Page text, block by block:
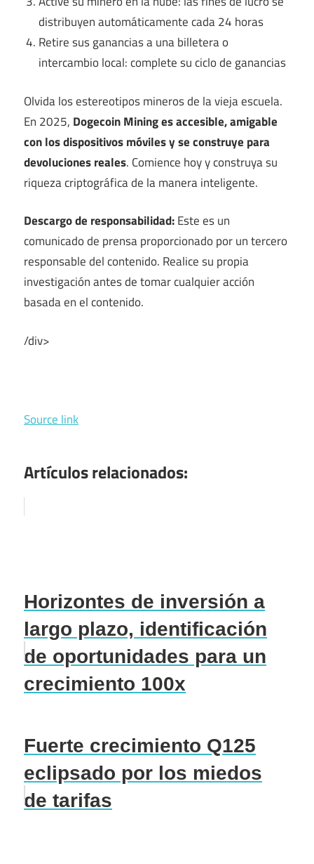
distribuyen automáticamente cada 24 horas
Retire sus ganancias a una billetera o
intercambio local: complete su ciclo de ganancias
Olvida los estereotipos mineros de la vieja escuela.
En 2025, Dogecoin Mining es accesible, amigable
con los dispositivos móviles y se construye para
devoluciones reales. Comience hoy y construya su
riqueza criptográfica de la manera inteligente.
Descargo de responsabilidad:Este es un
comunicado de prensa proporcionado por un tercero
responsable del contenido. Realice su propia
investigación antes de tomar cualquier acción
basada en el contenido.
/div>
Source link
Artículos relacionados:
Horizontes de inversión a
largo plazo, identificación
de oportunidades para un
crecimiento 100x
Fuerte crecimiento Q125
eclipsado por los miedos
de tarifas